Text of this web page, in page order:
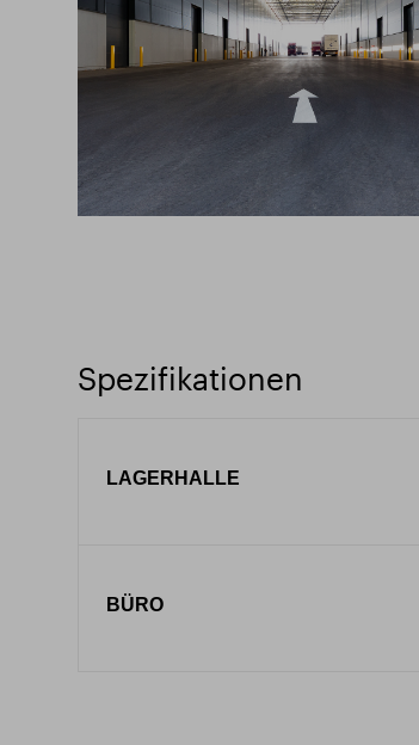
Spezifikationen
LAGERHALLE
BÜRO